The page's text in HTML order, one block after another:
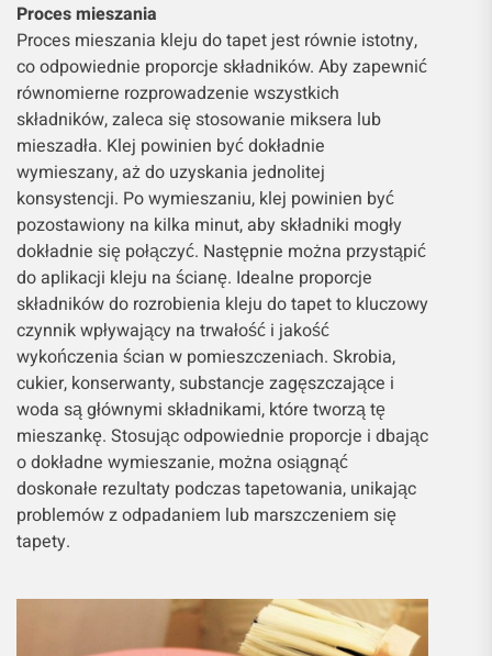
Proces mieszania
Proces mieszania kleju do tapet jest równie istotny,
co odpowiednie proporcje składników. Aby zapewnić
równomierne rozprowadzenie wszystkich
składników, zaleca się stosowanie miksera lub
mieszadła. Klej powinien być dokładnie
wymieszany, aż do uzyskania jednolitej
konsystencji. Po wymieszaniu, klej powinien być
pozostawiony na kilka minut, aby składniki mogły
dokładnie się połączyć. Następnie można przystąpić
do aplikacji kleju na ścianę. Idealne proporcje
składników do rozrobienia kleju do tapet to kluczowy
czynnik wpływający na trwałość i jakość
wykończenia ścian w pomieszczeniach. Skrobia,
cukier, konserwanty, substancje zagęszczające i
woda są głównymi składnikami, które tworzą tę
mieszankę. Stosując odpowiednie proporcje i dbając
o dokładne wymieszanie, można osiągnąć
doskonałe rezultaty podczas tapetowania, unikając
problemów z odpadaniem lub marszczeniem się
tapety.